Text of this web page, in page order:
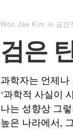
Woo Jae Kim in 급진
검은
과학자는 언제
‘과학적 사실이
나는 성향상 그
높은 나라에서,